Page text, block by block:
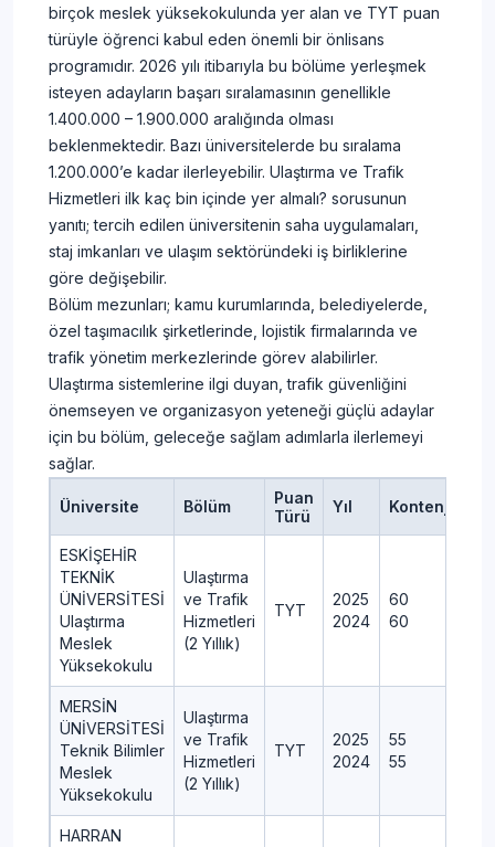
birçok meslek yüksekokulunda yer alan ve TYT puan
türüyle öğrenci kabul eden önemli bir önlisans
programıdır. 2026 yılı itibarıyla bu bölüme yerleşmek
isteyen adayların başarı sıralamasının genellikle
1.400.000 – 1.900.000 aralığında olması
beklenmektedir. Bazı üniversitelerde bu sıralama
1.200.000’e kadar ilerleyebilir. Ulaştırma ve Trafik
Hizmetleri ilk kaç bin içinde yer almalı? sorusunun
yanıtı; tercih edilen üniversitenin saha uygulamaları,
staj imkanları ve ulaşım sektöründeki iş birliklerine
göre değişebilir.
Bölüm mezunları; kamu kurumlarında, belediyelerde,
özel taşımacılık şirketlerinde, lojistik firmalarında ve
trafik yönetim merkezlerinde görev alabilirler.
Ulaştırma sistemlerine ilgi duyan, trafik güvenliğini
önemseyen ve organizasyon yeteneği güçlü adaylar
için bu bölüm, geleceğe sağlam adımlarla ilerlemeyi
sağlar.
Üniversite Bölüm
Puan
Türü
Yıl Kontenjan
ESKİŞEHİR
TEKNİK
ÜNİVERSİTESİ
Ulaştırma
Meslek
Yüksekokulu
Ulaştırma
ve Trafik
Hizmetleri
(2 Yıllık)
TYT
2025
2024
60
60
MERSİN
ÜNİVERSİTESİ
Teknik Bilimler
Meslek
Yüksekokulu
Ulaştırma
ve Trafik
Hizmetleri
(2 Yıllık)
TYT
2025
2024
55
55
HARRAN